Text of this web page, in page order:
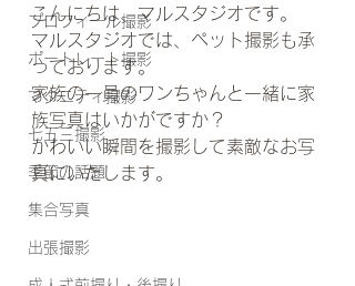
プロフィール撮影
ポートレート撮影
マタニティ撮影
七五三撮影
季節の話題
集合写真
出張撮影
こんにちは、マルスタジオです。
マルスタジオでは、ペット撮影も承
っております。
家族の一員のワンちゃんと一緒に家
族写真はいかがですか？
かわいい瞬間を撮影して素敵なお写
真にいたします。